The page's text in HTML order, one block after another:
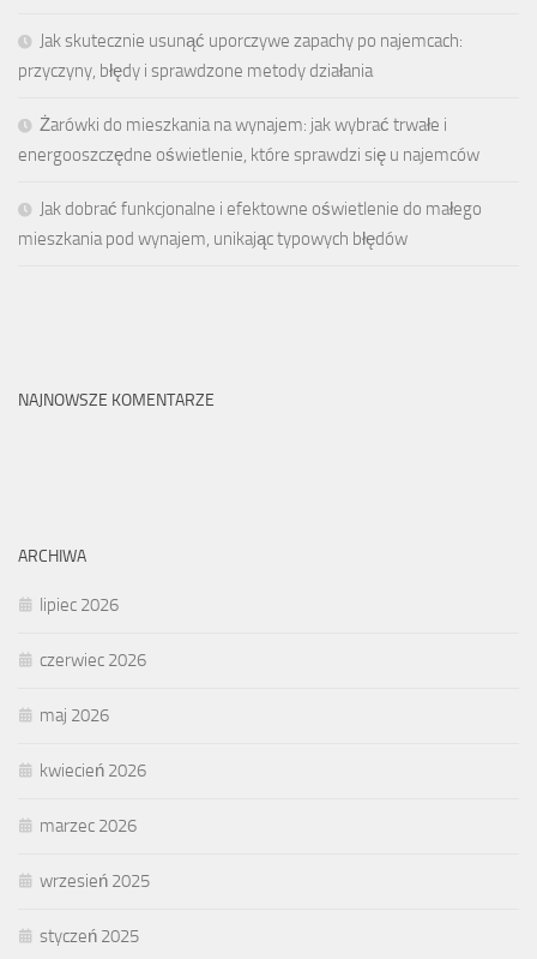
Jak skutecznie usunąć uporczywe zapachy po najemcach:
przyczyny, błędy i sprawdzone metody działania
Żarówki do mieszkania na wynajem: jak wybrać trwałe i
energooszczędne oświetlenie, które sprawdzi się u najemców
Jak dobrać funkcjonalne i efektowne oświetlenie do małego
mieszkania pod wynajem, unikając typowych błędów
NAJNOWSZE KOMENTARZE
ARCHIWA
lipiec 2026
czerwiec 2026
maj 2026
kwiecień 2026
marzec 2026
wrzesień 2025
styczeń 2025